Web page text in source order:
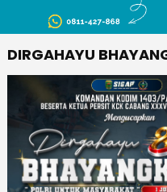
DIRGAHAYU